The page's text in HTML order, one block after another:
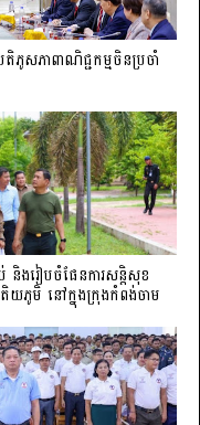
សភាពាណិជ្ជកម្មចិន​ប្រចាំ
និងរៀបចំផែនការសន្តិសុខ
យភូមិ នៅក្នុងក្រុងកំពង់ចាម